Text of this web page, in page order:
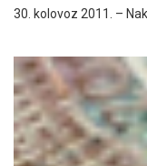
30. kolovoz 2011. –